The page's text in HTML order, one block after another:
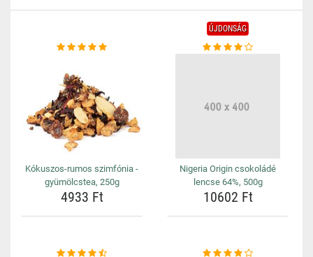
Kókuszos-rumos szimfónia -
gyümölcstea, 250g
4933 Ft
ÚJDONSÁG
Nigeria Origin csokoládé
lencse 64%, 500g
10602 Ft